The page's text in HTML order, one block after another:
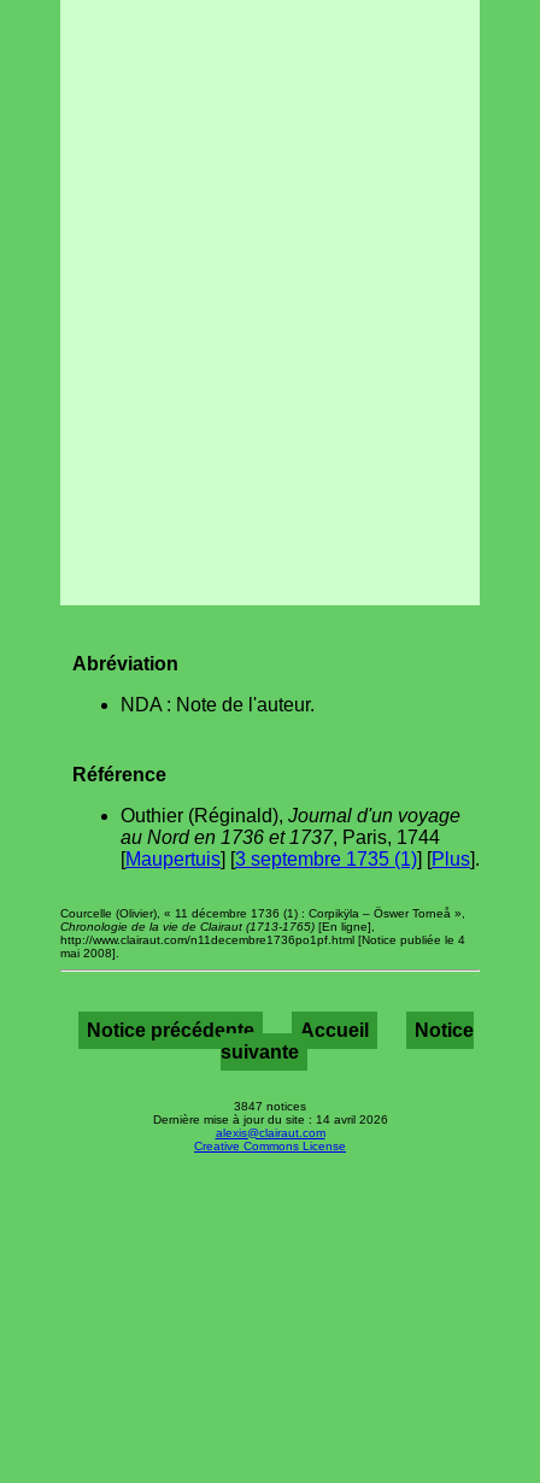
Abréviation
NDA : Note de l'auteur.
Référence
Outhier (Réginald), Journal d'un voyage
au Nord en 1736 et 1737, Paris, 1744
[Maupertuis] [3 septembre 1735 (1)] [Plus].
Courcelle (Olivier), « 11 décembre 1736 (1) : Corpikÿla – Öswer Torneå »,
Chronologie de la vie de Clairaut (1713-1765) [En ligne],
http://www.clairaut.com/n11decembre1736po1pf.html [Notice publiée le 4
mai 2008].
Notice précédente Accueil
Notice
suivante
3847 notices
Dernière mise à jour du site : 14 avril 2026
alexis@clairaut.com
Creative Commons License